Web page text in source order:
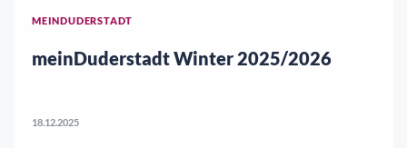
MEINDUDERSTADT
meinDuderstadt Winter 2025/2026
18.12.2025